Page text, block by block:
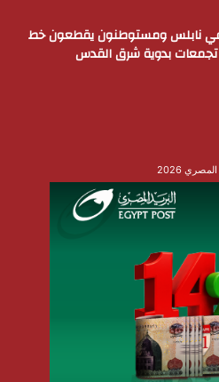
في نابلس ومستوطنون يقطعون خط
تجمعات بدوية شرق القدس
2026